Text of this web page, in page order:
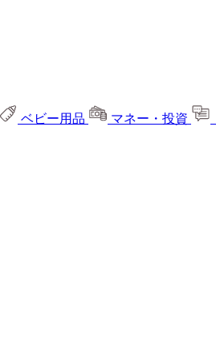
ベビー用品 マネー・投資